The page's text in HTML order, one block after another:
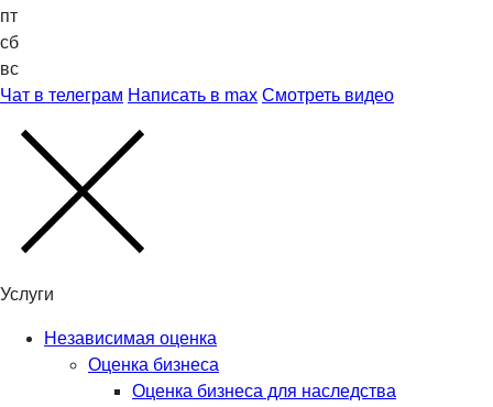
пт
сб
вс
Чат в телеграм Написать в max Смотреть видео
Услуги
Независимая оценка
Оценка бизнеса
Оценка бизнеса для наследства